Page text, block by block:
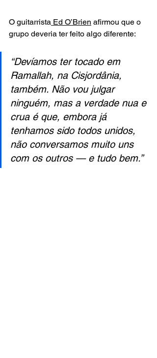
O guitarrista Ed O’Brien afirmou que o
grupo deveria ter feito algo diferente:
“Devíamos ter tocado em
Ramallah, na Cisjordânia,
também. Não vou julgar
ninguém, mas a verdade nua e
crua é que, embora já
tenhamos sido todos unidos,
não conversamos muito uns
com os outros — e tudo bem.”